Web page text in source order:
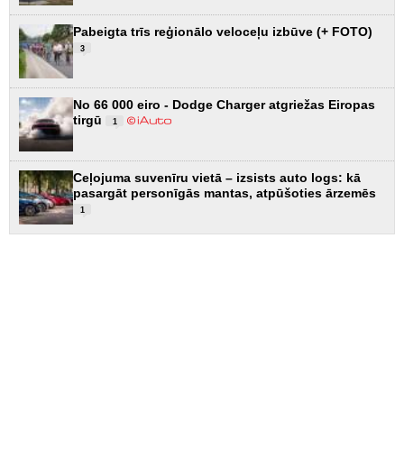
Pabeigta trīs reģionālo veloceļu izbūve (+ FOTO)
3
No 66 000 eiro - Dodge Charger atgriežas Eiropas
tirgū
1
Ceļojuma suvenīru vietā – izsists auto logs: kā
pasargāt personīgās mantas, atpūšoties ārzemēs
1